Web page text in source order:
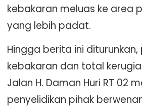
kebakaran meluas ke area
yang lebih padat.
Hingga berita ini
kebakaran dan total
Jalan H. Daman Huri RT 02
penyelidikan pihak